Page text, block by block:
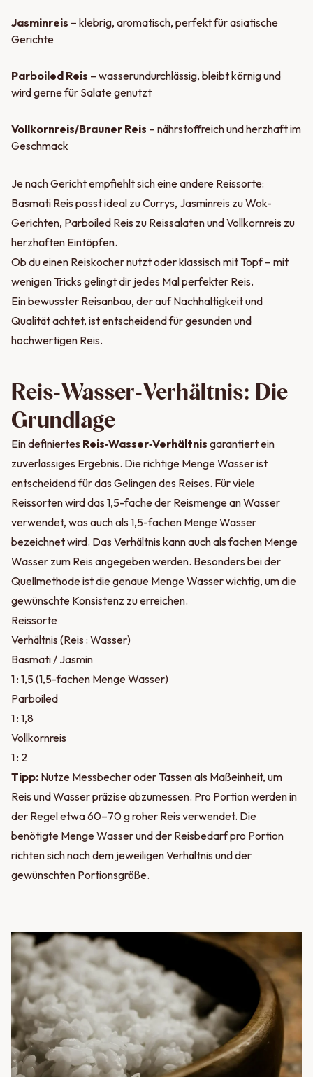
Jasminreis – klebrig, aromatisch, perfekt für asiatische
Gerichte
Parboiled Reis – wasserundurchlässig, bleibt körnig und
wird gerne für Salate genutzt
Vollkornreis/Brauner Reis – nährstoffreich und herzhaft im
Geschmack
Je nach Gericht empfiehlt sich eine andere Reissorte:
Basmati Reis passt ideal zu Currys, Jasminreis zu Wok-
Gerichten, Parboiled Reis zu Reissalaten und Vollkornreis zu
herzhaften Eintöpfen.
Ob du einen Reiskocher nutzt oder klassisch mit Topf – mit
wenigen Tricks gelingt dir jedes Mal perfekter Reis.
Ein bewusster Reisanbau, der auf Nachhaltigkeit und
Qualität achtet, ist entscheidend für gesunden und
hochwertigen Reis.
Reis‑Wasser‑Verhältnis: Die
Grundlage
Ein definiertes Reis‑Wasser‑Verhältnis garantiert ein
zuverlässiges Ergebnis. Die richtige Menge Wasser ist
entscheidend für das Gelingen des Reises. Für viele
Reissorten wird das 1,5-fache der Reismenge an Wasser
verwendet, was auch als 1,5-fachen Menge Wasser
bezeichnet wird. Das Verhältnis kann auch als fachen Menge
Wasser zum Reis angegeben werden. Besonders bei der
Quellmethode ist die genaue Menge Wasser wichtig, um die
gewünschte Konsistenz zu erreichen.
Reissorte
Verhältnis (Reis : Wasser)
Basmati / Jasmin
1 : 1,5 (1,5-fachen Menge Wasser)
Parboiled
1 : 1,8
Vollkornreis
1 : 2
Tipp: Nutze Messbecher oder Tassen als Maßeinheit, um
Reis und Wasser präzise abzumessen. Pro Portion werden in
der Regel etwa 60–70 g roher Reis verwendet. Die
benötigte Menge Wasser und der Reisbedarf pro Portion
richten sich nach dem jeweiligen Verhältnis und der
gewünschten Portionsgröße.